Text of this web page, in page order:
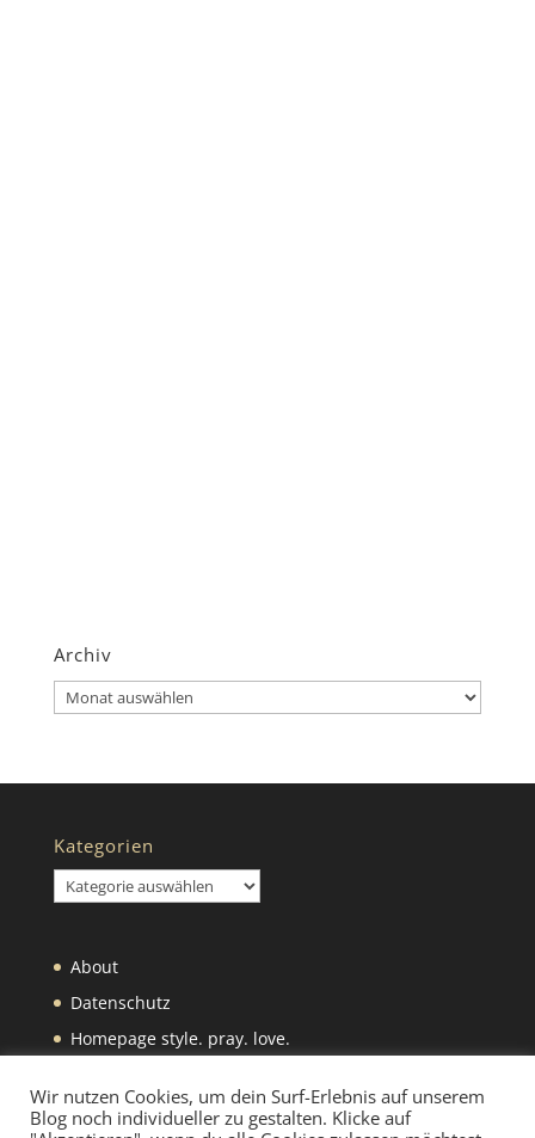
Archiv
Archiv
Kategorien
Kategorien
About
Datenschutz
Homepage style. pray. love.
Wir nutzen Cookies, um dein Surf-Erlebnis auf unserem
Blog noch individueller zu gestalten. Klicke auf